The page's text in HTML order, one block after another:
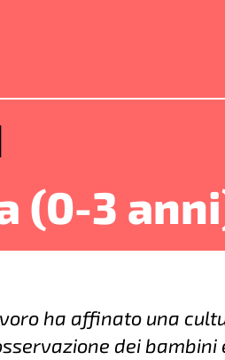
(0-3
ha affinato una
dei bambini